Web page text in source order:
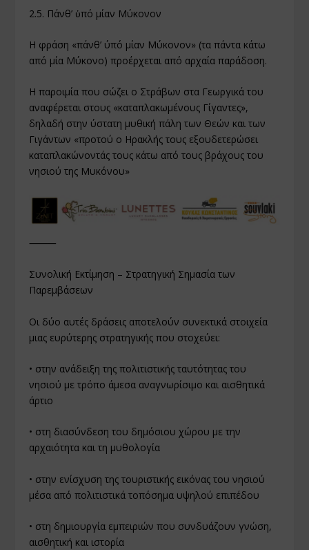
2.5. Πάνθ’ ὑπό μίαν Μύκονον
Η φράση «πάνθ’ ύπό μίαν Μύκονον» (τα πάντα κάτω
από μία Μύκονο) προέρχεται από αρχαία παράδοση.
Η παροιμία που σώζει ο Στράβων στα Γεωργικά του
αναφέρεται στους «καταπλακωμένους Γίγαντες»,
δηλαδή στην ύστατη μυθική πάλη των Θεών και των
Γιγάντων «προτού ο Ηρακλής τους εξουδετερώσει
καταπλακώνοντάς τους κάτω από τους βράχους του
νησιού της Μυκόνου»
⸻
Συνολική Εκτίμηση – Στρατηγική Σημασία των
Παρεμβάσεων
Οι δύο αυτές δράσεις αποτελούν συνεκτικά στοιχεία
μιας ευρύτερης στρατηγικής που στοχεύει:
• στην ανάδειξη της πολιτιστικής ταυτότητας του
νησιού με τρόπο άμεσα αναγνωρίσιμο και αισθητικά
άρτιο
• στη διασύνδεση του δημόσιου χώρου με την
αρχαιότητα και τη μυθολογία
• στην ενίσχυση της τουριστικής εικόνας του νησιού
μέσα από πολιτιστικά τοπόσημα υψηλού επιπέδου
• στη δημιουργία εμπειριών που συνδυάζουν γνώση,
αισθητική και ιστορία